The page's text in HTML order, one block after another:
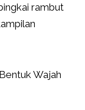
rambut
Wajah